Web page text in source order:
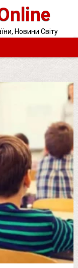
Новини Світу